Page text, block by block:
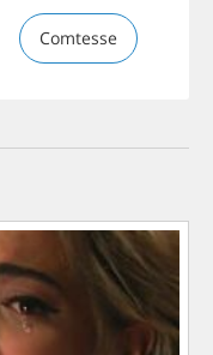
Comtesse